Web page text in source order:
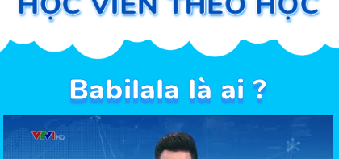
Babilala là ai ?